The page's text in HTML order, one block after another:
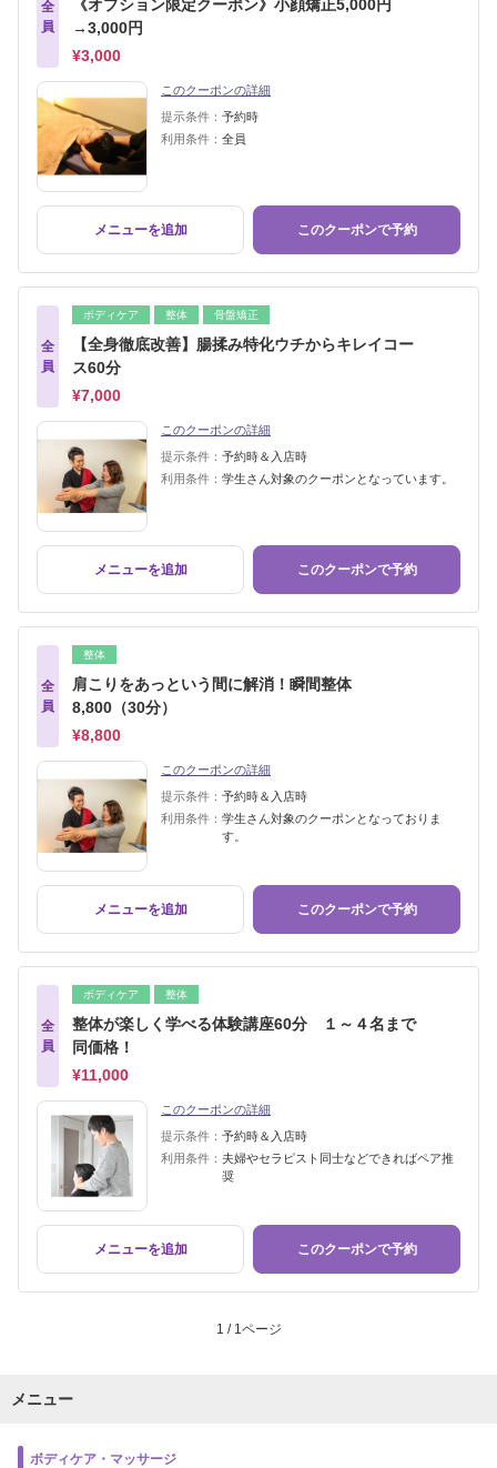
全
員
《オプション限定クーポン》小顔矯正5,000円
→3,000円
¥3,000
このクーポンの詳細
提示条件： 予約時
利用条件： 全員
メニューを追加 このクーポンで予約
全
員
ボディケア 整体 骨盤矯正
【全身徹底改善】腸揉み特化ウチからキレイコー
ス60分
¥7,000
このクーポンの詳細
提示条件： 予約時＆入店時
利用条件： 学生さん対象のクーポンとなっています。
メニューを追加 このクーポンで予約
全
員
整体
肩こりをあっという間に解消！瞬間整体
8,800（30分）
¥8,800
このクーポンの詳細
提示条件： 予約時＆入店時
利用条件： 学生さん対象のクーポンとなっておりま
す。
メニューを追加 このクーポンで予約
全
員
ボディケア 整体
整体が楽しく学べる体験講座60分 １～４名まで
同価格！
¥11,000
このクーポンの詳細
提示条件： 予約時＆入店時
利用条件： 夫婦やセラピスト同士などできればペア推
奨
メニューを追加 このクーポンで予約
1 / 1ページ
メニュー
ボディケア・マッサージ